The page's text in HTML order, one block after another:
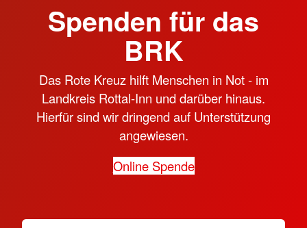
Spenden für das
BRK
Das Rote Kreuz hilft Menschen in Not - im
Landkreis Rottal-Inn und darüber hinaus.
Hierfür sind wir dringend auf Unterstützung
angewiesen.
Online Spende